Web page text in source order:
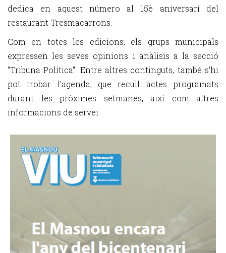
dedica en aquest número al 15è aniversari del
restaurant Tresmacarrons.
Com en totes les edicions, els grups municipals
expressen les seves opinions i anàlisis a la secció
"Tribuna Política". Entre altres continguts, també s'hi
pot trobar l'agenda, que recull actes programats
durant les pròximes setmanes, així com altres
informacions de servei.